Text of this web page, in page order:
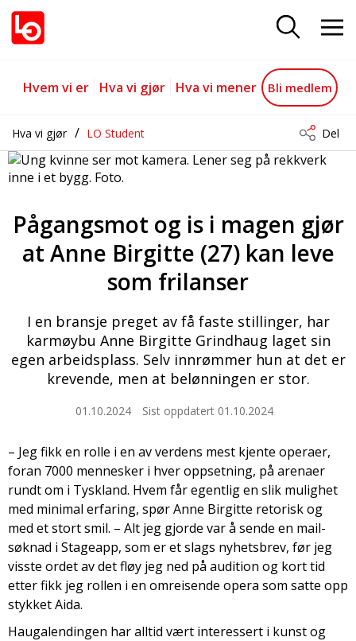
Intervju Anne Birgitte
Gå til hovedinnhold
Gå til navigasjon
Hvem vi er Hva vi gjør Hva vi mener Bli medlem
Hva vi gjør LO Student Del
Pågangsmot og is i magen gjør
at Anne Birgitte (27) kan leve
som frilanser
I en bransje preget av få faste stillinger, har
karmøybu Anne Birgitte Grindhaug laget sin
egen arbeidsplass. Selv innrømmer hun at det er
krevende, men at belønningen er stor.
01.10.2024 Sist oppdatert 01.10.2024
– Jeg fikk en rolle i en av verdens mest kjente operaer,
foran 7000 mennesker i hver oppsetning, på arenaer
rundt om i Tyskland. Hvem får egentlig en slik mulighet
med minimal erfaring, spør Anne Birgitte retorisk og
med et stort smil. – Alt jeg gjorde var å sende en mail-
søknad i Stageapp, som er et slags nyhetsbrev, før jeg
visste ordet av det fløy jeg ned på audition og kort tid
etter fikk jeg rollen i en omreisende opera som satte opp
stykket Aida.
Haugalendingen har alltid vært interessert i kunst og